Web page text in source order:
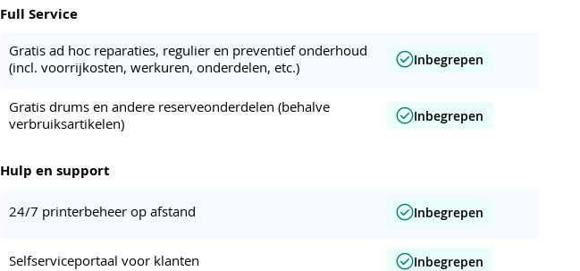
Full Service
Gratis ad hoc reparaties, regulier en preventief onderhoud
(incl. voorrijkosten, werkuren, onderdelen, etc.)
Inbegrepen
Gratis drums en andere reserveonderdelen (behalve
verbruiksartikelen)
Inbegrepen
Hulp en support
24/7 printerbeheer op afstand Inbegrepen
Selfserviceportaal voor klanten Inbegrepen